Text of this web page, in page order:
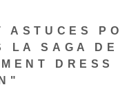
ASTUCES PO
LA SAGA DE
DRESS